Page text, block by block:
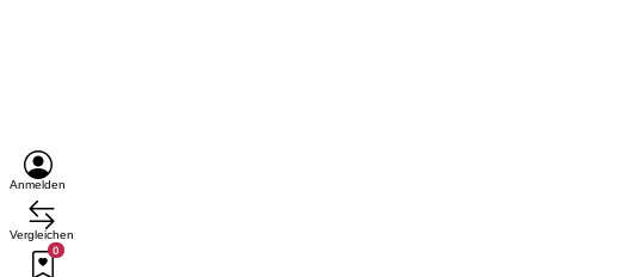
Anmelden
Vergleichen
0